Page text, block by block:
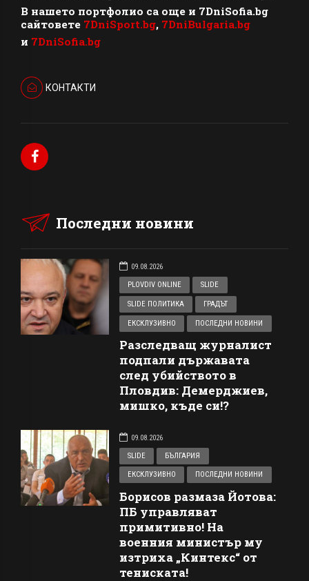
В нашето портфолио са още и 7DniSofia.bg
сайтовете 7DniSport.bg, 7DniBulgaria.bg
и 7DniSofia.bg
КОНТАКТИ
Последни новини
09.08.2026
PLOVDIV ONLINE
SLIDE
SLIDE ПОЛИТИКА ГРАДЪТ
ЕКСКЛУЗИВНО ПОСЛЕДНИ НОВИНИ
Разследващ журналист
подпали държавата
след убийството в
Пловдив: Демерджиев,
мишко, къде си!?
09.08.2026
SLIDE
БЪЛГАРИЯ
ЕКСКЛУЗИВНО ПОСЛЕДНИ НОВИНИ
Борисов размаза Йотова:
ПБ управляват
примитивно! На
военния министър му
изтриха „Кинтекс“ от
тениската!